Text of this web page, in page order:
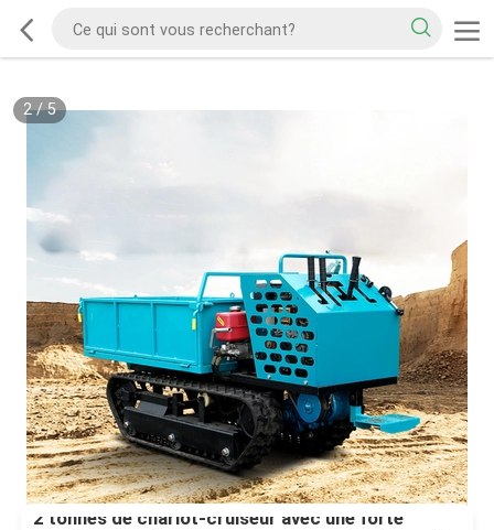
2/5
2 tonnes de chariot-cruiseur avec une forte